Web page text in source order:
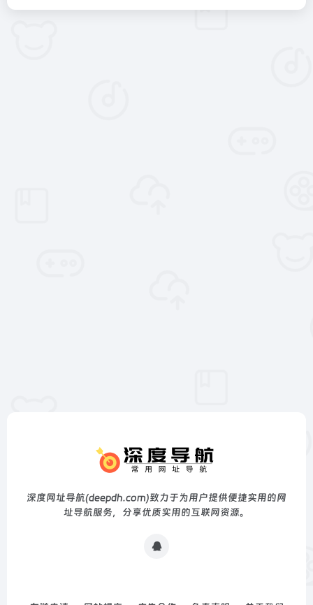
深度网址导航(deepdh.com)致力于为用户提供便捷实用的网
址导航服务，分享优质实用的互联网资源。